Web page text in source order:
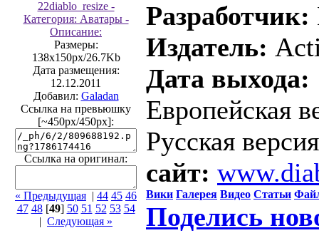
Размеры:
138x150px/26.7Kb
Дата размещения:
12.12.2011
Добавил: Galadan
Ссылка на превьюшку
[~450px/450px]:
Ссылка на оригинал:
« Предыдущая | 44 45 46
47 48[49] 50 51 52 53 54
| Следующая »
Разработчик:
Издатель:
Дата выхода:
Европейская
Русская
сайт:
Вики Галерея Видео Статьи
Поделись